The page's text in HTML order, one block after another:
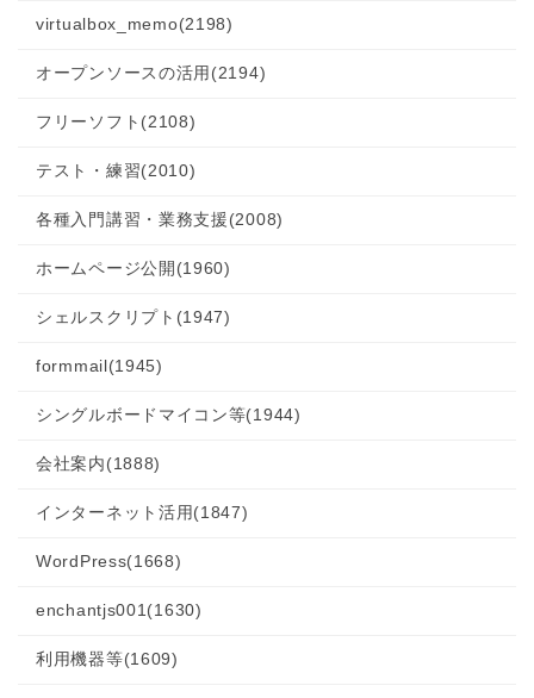
virtualbox_memo(2198)
オープンソースの活用 (2194)
フリーソフト (2108)
テスト・練習(2010)
各種入門講習・業務支援(2008)
ホームページ公開 (1960)
シェルスクリプト (1947)
formmail(1945)
シングルボードマイコン等(1944)
会社案内(1888)
インターネット活用(1847)
WordPress(1668)
enchantjs001 (1630)
利用機器等(1609)